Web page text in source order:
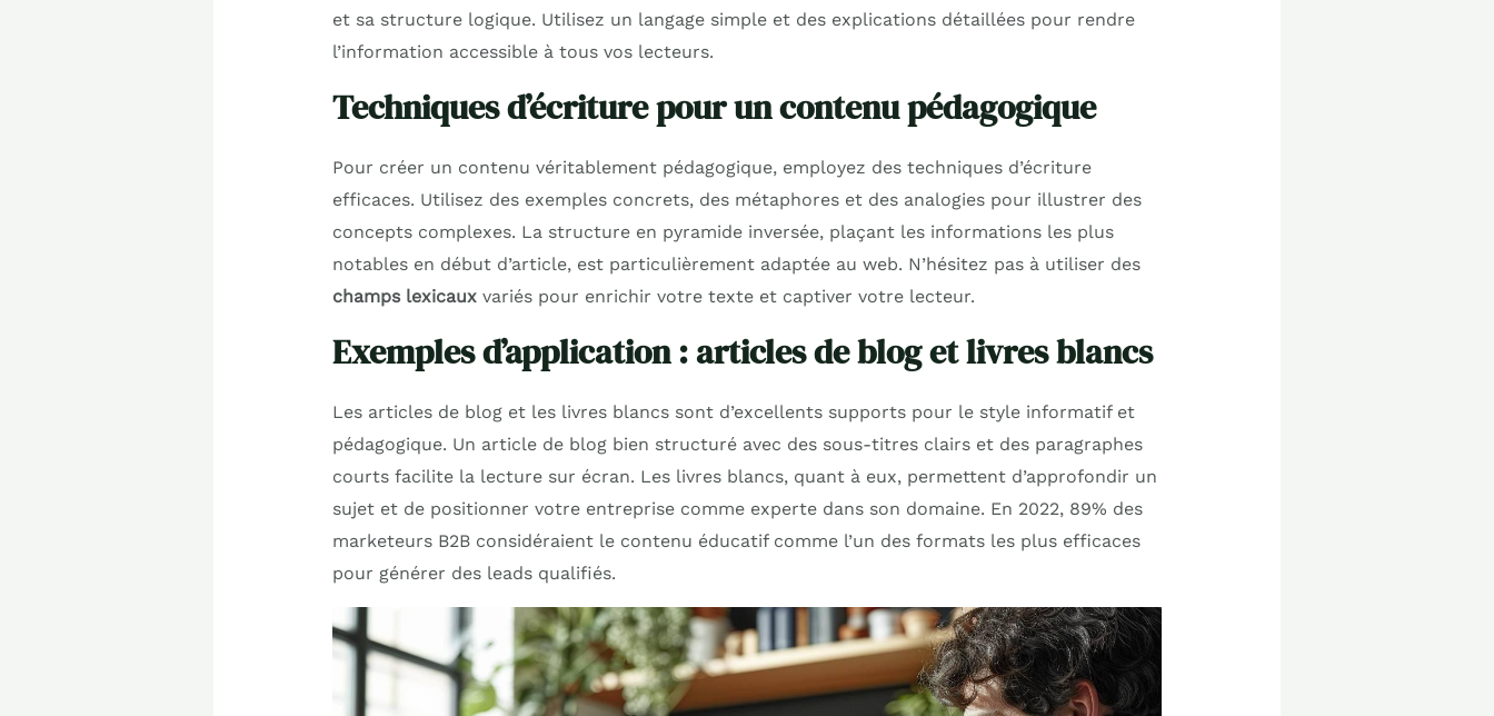
et sa structure logique. Utilisez un langage simple et des explications détaillées pour rendre
l’information accessible à tous vos lecteurs.
Techniques d’écriture pour un contenu pédagogique
Pour créer un contenu véritablement pédagogique, employez des techniques d’écriture
efficaces. Utilisez des exemples concrets, des métaphores et des analogies pour illustrer des
concepts complexes. La structure en pyramide inversée, plaçant les informations les plus
notables en début d’article, est particulièrement adaptée au web. N’hésitez pas à utiliser des
champs lexicauxvariés pour enrichir votre texte et captiver votre lecteur.
Exemples d’application : articles de blog et livres blancs
Les articles de blog et les livres blancs sont d’excellents supports pour le style informatif et
pédagogique. Un article de blog bien structuré avec des sous-titres clairs et des paragraphes
courts facilite la lecture sur écran. Les livres blancs, quant à eux, permettent d’approfondir un
sujet et de positionner votre entreprise comme experte dans son domaine. En 2022, 89% des
marketeurs B2B considéraient le contenu éducatif comme l’un des formats les plus efficaces
pour générer des leads qualifiés.